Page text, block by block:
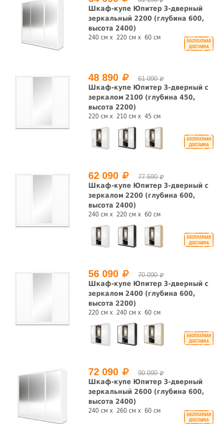
Шкаф-купе Юпитер 3-дверный
зеркальный 2200 (глубина 600,
высота 2400)
240 см 220 см 60 см
48 890 61 090
Шкаф-купе Юпитер 3-дверный с
зеркалом 2100 (глубина 450,
высота 2200)
220 см 210 см 45 см
62 090 77 590
Шкаф-купе Юпитер 3-дверный с
зеркалом 2200 (глубина 600,
высота 2400)
240 см 220 см 60 см
56 090 70 090
Шкаф-купе Юпитер 3-дверный с
зеркалом 2400 (глубина 600,
высота 2200)
220 см 240 см 60 см
72 090 90 090
Шкаф-купе Юпитер 3-дверный
зеркальный 2600 (глубина 600,
высота 2400)
240 см 260 см 60 см